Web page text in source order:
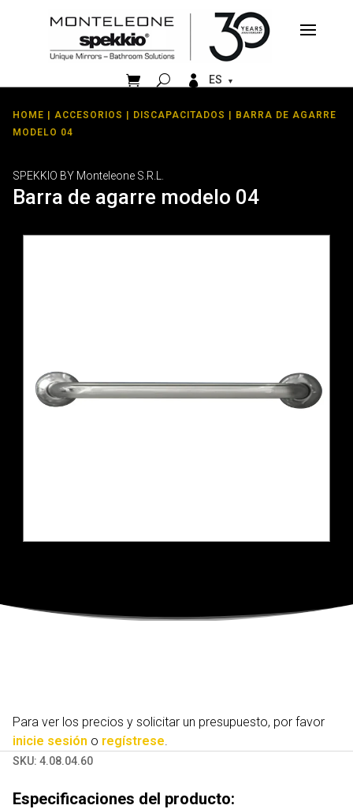
  ES
HOME | ACCESORIOS | DISCAPACITADOS | BARRA DE AGARRE
MODELO 04
SPEKKIO BY Monteleone S.R.L.
Barra de agarre modelo 04
Para ver los precios y solicitar un presupuesto, por favor
inicie sesión o regístrese
SKU: 4.08.04.60
Especificaciones del producto: